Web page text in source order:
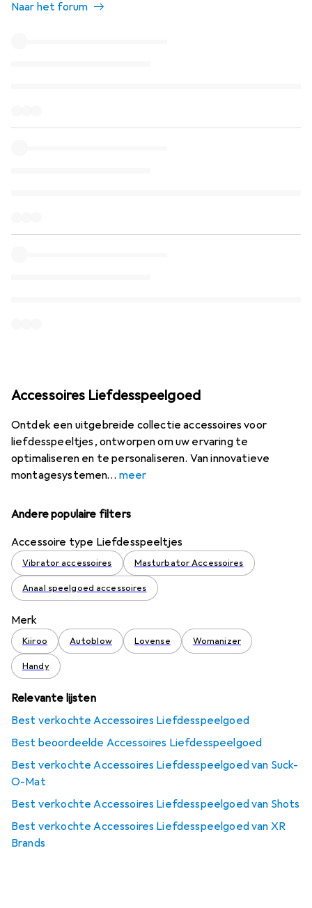
Naar het forum
Accessoires Liefdesspeelgoed
Ontdek een uitgebreide collectie accessoires voor
liefdesspeeltjes, ontworpen om uw ervaring te
optimaliseren en te personaliseren. Van innovatieve
montagesystemen
meer
Andere populaire filters
Accessoire type Liefdesspeeltjes
Vibrator accessoires Masturbator Accessoires
Anaal speelgoed accessoires
Merk
Kiiroo Autoblow Lovense Womanizer
Handy
Relevante lijsten
Best verkochte Accessoires Liefdesspeelgoed
Best beoordeelde Accessoires Liefdesspeelgoed
Best verkochte Accessoires Liefdesspeelgoed van Suck-
O-Mat
Best verkochte Accessoires Liefdesspeelgoed van Shots
Best verkochte Accessoires Liefdesspeelgoed van XR
Brands